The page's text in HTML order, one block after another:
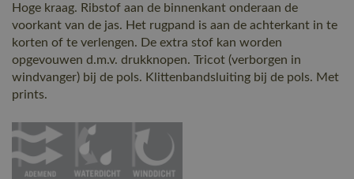
Hoge kraag. Ribstof aan de binnenkant onderaan de
voorkant van de jas. Het rugpand is aan de achterkant in te
korten of te verlengen. De extra stof kan worden
opgevouwen d.m.v. drukknopen. Tricot (verborgen in
windvanger) bij de pols. Klittenbandsluiting bij de pols. Met
prints.